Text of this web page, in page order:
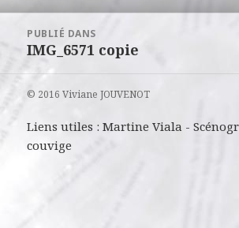
l’article
PUBLIÉ DANS
IMG_6571 copie
© 2016 Viviane JOUVENOT
Liens utiles :Martine Viala -
couvige